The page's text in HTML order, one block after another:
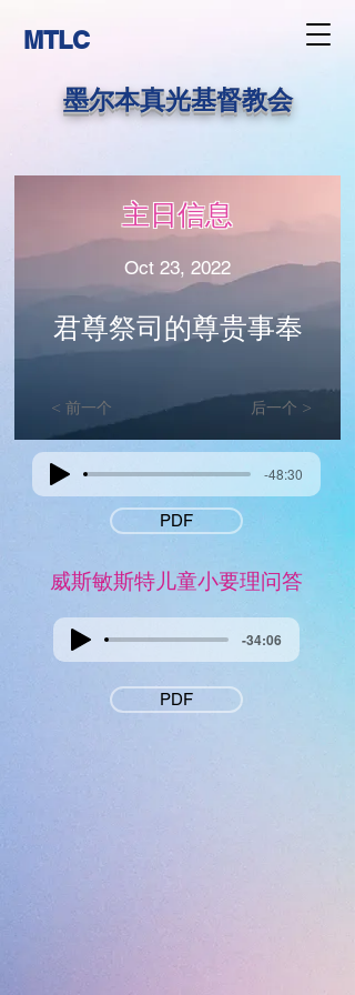
MTLC
墨尔本真光基督教会
主日信息
Oct 23, 2022
君尊祭司的尊贵事奉
< 前一个 后一个 >
-48:30
PDF
威斯敏斯特儿童小要理问答
-34:06
PDF